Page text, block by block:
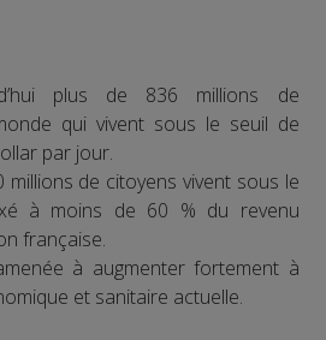
plus de 836 millions de
qui vivent sous le seuil de
par jour.
millions de citoyens vivent sous le
à moins de 60 % du revenu
française.
à augmenter fortement à
et sanitaire actuelle.